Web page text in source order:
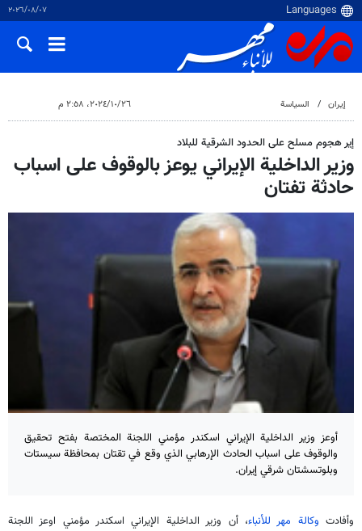
٠٧‏/٠٨‏/٢٠٢٦
إيران السياسة ٢٦‏/١٠‏/٢٠٢٤، ٢:٥٨ م
إير هجوم مسلح على الحدود الشرقية للبلاد
وزير الداخلية الإيراني يوعز بالوقوف على اسباب
حادثة تفتان
أوعز وزير الداخلية الإيراني اسكندر مؤمني اللجنة المختصة بفتح تحقيق
والوقوف على اسباب الحادث الإرهابي الذي وقع في تقتان بمحافظة سيستات
وبلوتسشتان شرقي إيران.
وأفادت وكالة مهر للأنباء، أن وزير الداخلية الإيراني اسكندر مؤمني اوعز اللجنة